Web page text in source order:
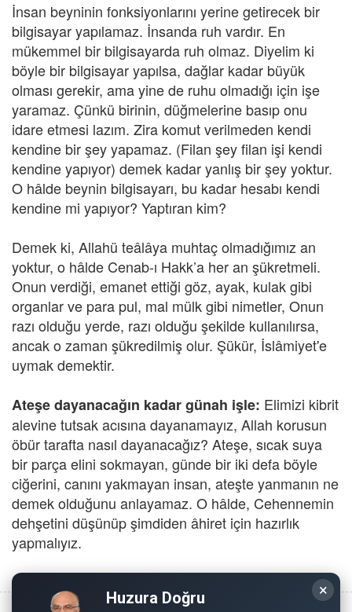
İnsan beyninin fonksiyonlarını yerine getirecek bir
bilgisayar yapılamaz. İnsanda ruh vardır. En
mükemmel bir bilgisayarda ruh olmaz. Diyelim ki
böyle bir bilgisayar yapılsa, dağlar kadar büyük
olması gerekir, ama yine de ruhu olmadığı için işe
yaramaz. Çünkü birinin, düğmelerine basıp onu
idare etmesi lazım. Zira komut verilmeden kendi
kendine bir şey yapamaz. (Filan şey filan işi kendi
kendine yapıyor) demek kadar yanlış bir şey yoktur.
O hâlde beynin bilgisayarı, bu kadar hesabı kendi
kendine mi yapıyor? Yaptıran kim?
Demek ki, Allahü teâlâya muhtaç olmadığımız an
yoktur, o hâlde Cenab-ı Hakk’a her an şükretmeli.
Onun verdiği, emanet ettiği göz, ayak, kulak gibi
organlar ve para pul, mal mülk gibi nimetler, Onun
razı olduğu yerde, razı olduğu şekilde kullanılırsa,
ancak o zaman şükredilmiş olur. Şükür, İslâmiyet'e
uymak demektir.
Ateşe dayanacağın kadar günah işle: Elimizi kibrit
alevine tutsak acısına dayanamayız, Allah korusun
öbür tarafta nasıl dayanacağız? Ateşe, sıcak suya
bir parça elini sokmayan, günde bir iki defa böyle
ciğerini, canını yakmayan insan, ateşte yanmanın ne
demek olduğunu anlayamaz. O hâlde, Cehennemin
dehşetini düşünüp şimdiden âhiret için hazırlık
yapmalıyız.
×
Huzura Doğru